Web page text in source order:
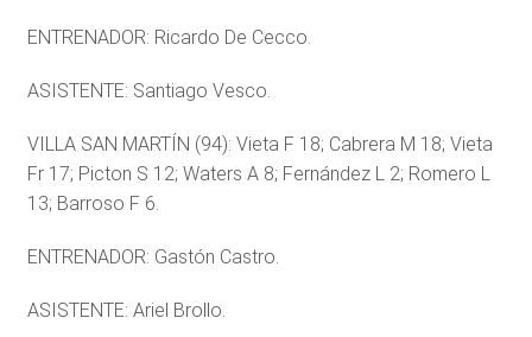
ENTRENADOR: Ricardo De Cecco.
ASISTENTE: Santiago Vesco.
VILLA SAN MARTÍN (94): Vieta F 18; Cabrera M 18; Vieta
Fr 17; Picton S 12; Waters A 8; Fernández L 2; Romero L
13; Barroso F 6.
ENTRENADOR: Gastón Castro.
ASISTENTE: Ariel Brollo.